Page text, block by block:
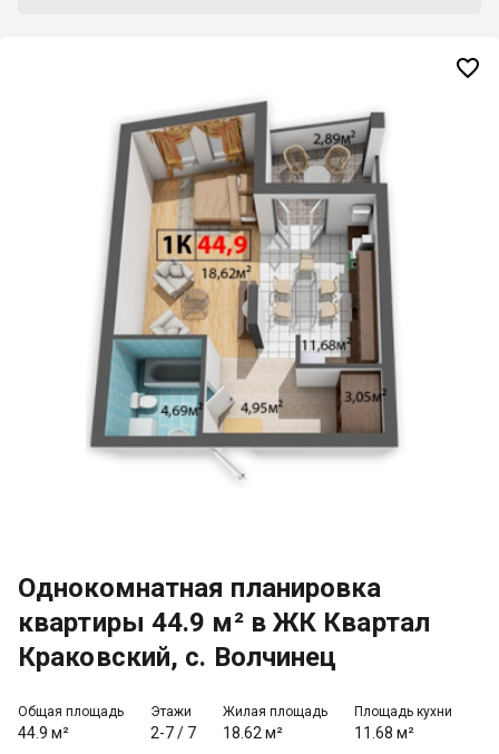
Однокомнатная планировка
квартиры 44.9 м² в ЖК Квартал
Краковский, с. Волчинец
Общая площадь
44.9 м²
Этажи
2-7/ 7
Жилая площадь
18.62 м²
Площадь кухни
11.68 м²
